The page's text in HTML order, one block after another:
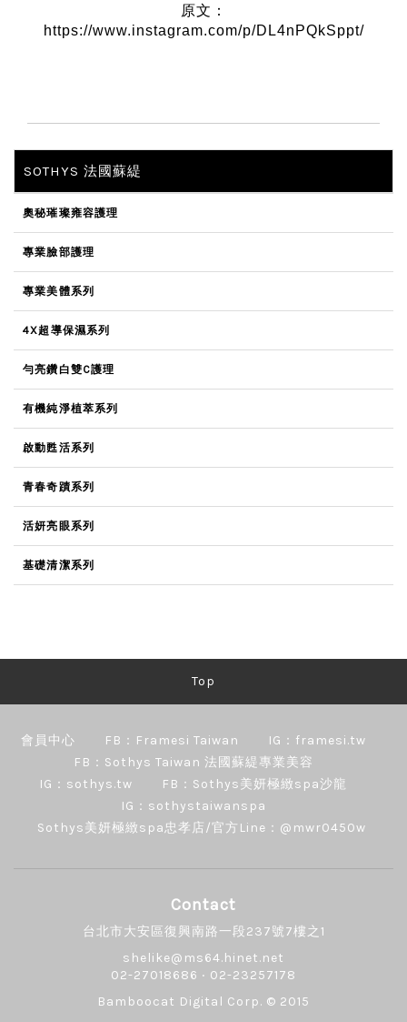
原文：
https://www.instagram.com/p/DL4nPQkSppt/
SOTHYS 法國蘇緹
奧秘璀璨雍容護理
專業臉部護理
專業美體系列
4X超導保濕系列
勻亮鑽白雙C護理
有機純淨植萃系列
啟動甦活系列
青春奇蹟系列
活妍亮眼系列
基礎清潔系列
Top
會員中心 FB：Framesi Taiwan
IG：framesi.tw
FB：Sothys Taiwan 法國蘇緹專業美容
IG：sothys.tw
FB：Sothys美妍極緻spa沙龍
IG：sothystaiwanspa
Sothys美妍極緻spa忠孝店/官方Line：@mwr0450w
Contact
台北市大安區復興南路一段237號7樓之1
shelike@ms64.hinet.net
02-27018686 ‧ 02-23257178
Bamboocat Digital Corp. © 2015